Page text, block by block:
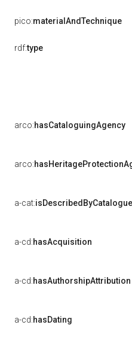
pico:materialAndTechnique
rdf:type
arco:hasCataloguingAgency
arco:
a-cat:
a-cd:hasAcquisition
a-cd:hasAuthorshipAttribution
a-cd:hasDating